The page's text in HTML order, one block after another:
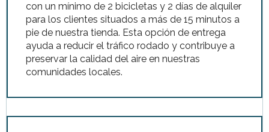
con un mínimo de 2 bicicletas y 2 días de alquiler
para los clientes situados a más de 15 minutos a
pie de nuestra tienda. Esta opción de entrega
ayuda a reducir el tráfico rodado y contribuye a
preservar la calidad del aire en nuestras
comunidades locales.